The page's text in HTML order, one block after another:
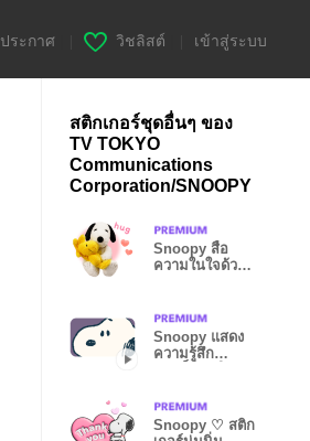
ประกาศ วิชลิสต์ เข้าสู่ระบบ
สติกเกอร์ชุดอื่นๆ ของ
TV TOKYO
Communications
Corporation/SNOOPY
Snoopy สื่อ
ความในใจด้วย
Snoopy แสดง
ความรู้สึก
Snoopy ♡ สติก